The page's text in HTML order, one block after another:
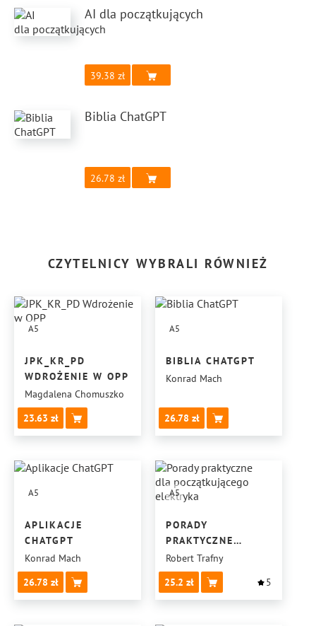
AI dla początkujących
39.38
Biblia ChatGPT
26.78
CZYTELNICY WYBRALI RÓWNIEŻ
A5
JPK_KR_PD
WDROŻENIE W OPP
Magdalena Chomuszko
23.63
A5
BIBLIA CHATGPT
Konrad Mach
26.78
A5
APLIKACJE
CHATGPT
Konrad Mach
26.78
A5
PORADY
PRAKTYCZNE
DLA POCZĄTKUJĄCEGO
ELEKTRYKA
Robert Trafny
25.2
5